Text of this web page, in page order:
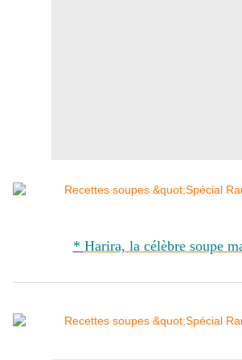
* Harira, la célèbre soupe